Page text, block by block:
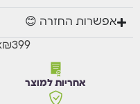
אפשרות החזרה 😊
₪399
אחריות למוצר